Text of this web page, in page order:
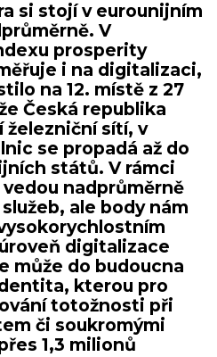
si stojí v eurounijním
V
prosperity
i na digitalizaci,
na 12. místě z 27
Česká republika
sítí, v
se propadá až do
států. V rámci
nadprůměrně
ale body nám
digitalizace
může do budoucna
kterou pro
totožnosti při
či soukromými
1,3 milionů